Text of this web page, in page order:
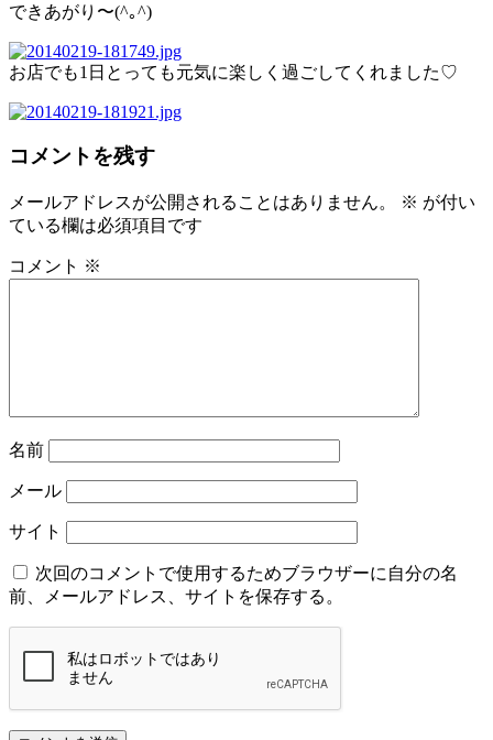
できあがり〜(^｡^)
お店でも1日とっても元気に楽しく過ごしてくれました♡
コメントを残す
メールアドレスが公開されることはありません。 ※ が付い
ている欄は必須項目です
コメント ※
名前
メール
サイト
次回のコメントで使用するためブラウザーに自分の名
前、メールアドレス、サイトを保存する。